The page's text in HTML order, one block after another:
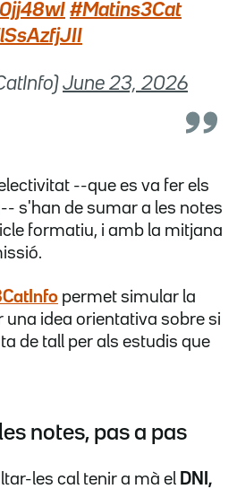
#Matins3Cat
June 23, 2026
--que es va fer els
s'han de sumar a les notes
formatiu, i amb la mitjana
permet simular la
una idea orientativa sobre si
de tall per als estudis que
notes, pas a pas
les cal tenir a mà el DNI,